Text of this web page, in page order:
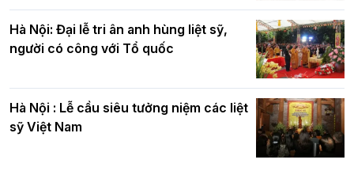
Hà Nội: Đại lễ tri ân anh hùng liệt sỹ,
người có công với Tổ quốc
Hà Nội : Lễ cầu siêu tưởng niệm các liệt
sỹ Việt Nam